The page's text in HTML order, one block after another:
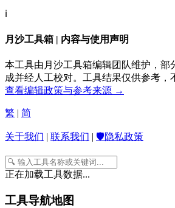
ℹ️
月沙工具箱 | 内容与使用声明
本工具由月沙工具箱编辑团队维护，部
成并经人工校对。工具结果仅供参考，
查看编辑政策与参考来源 →
繁 | 简
关于我们 | 联系我们 | 🛡️隐私政策
正在加载工具数据...
工具导航地图